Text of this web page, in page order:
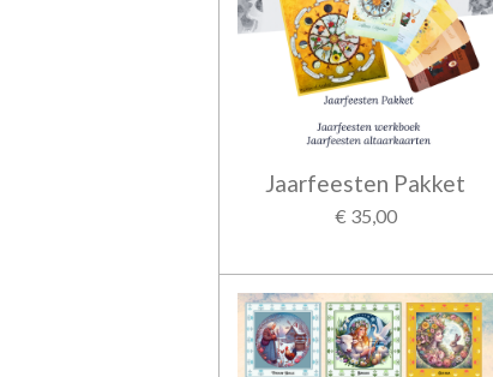
Jaarfeesten Pakket
€ 35,00